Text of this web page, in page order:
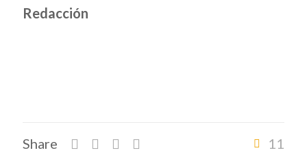
Redacción
Share 11